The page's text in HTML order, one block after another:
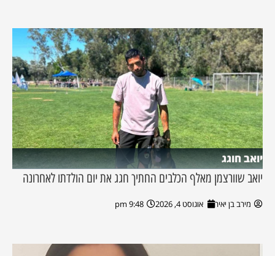
יואב חוגג
יואב שוורצמן מאלף הכלבים החתיך חגג את יום הולדתו לאחרונה
מירב בן יאיר אוגוסט 4, 2026 9:48 pm